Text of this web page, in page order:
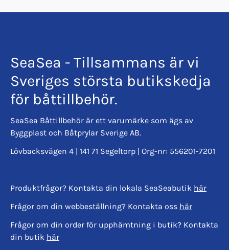
SeaSea - Tillsammans är vi
Sveriges största butikskedja
för båttillbehör.
SeaSea Båttillbehör är ett varumärke som ägs av
Byggplast och Båtprylar Sverige AB.
Lövbacksvägen 4 | 141 71 Segeltorp | Org-nr: 556201-7201
Produktfrågor? Kontakta din lokala SeaSeabutik här
Frågor om din webbeställning? Kontakta oss här
Frågor om din order för upphämtning i butik? Kontakta
din butik här